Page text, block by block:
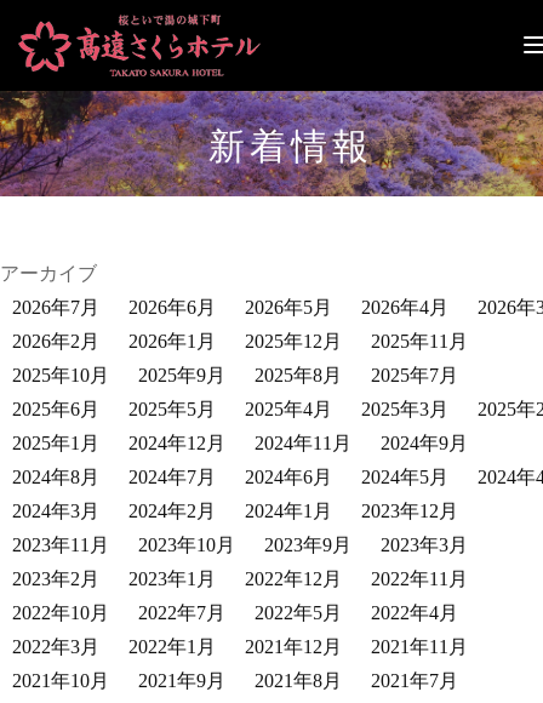
ナ
ゲ
ー
シ
ョ
ン
新着情報
アーカイブ
2026年7月
2026年6月 2026年5月 2026年4月
2026年
2026年2月
2026年1月 2025年12月
2025年11月
2025年10月
2025年9月 2025年8月
2025年7月
2025年6月
2025年5月 2025年4月 2025年3月
2025年
2025年1月
2024年12月 2024年11月
2024年9月
2024年8月
2024年7月 2024年6月 2024年5月
2024年
2024年3月
2024年2月 2024年1月
2023年12月
2023年11月
2023年10月 2023年9月
2023年3月
2023年2月
2023年1月 2022年12月
2022年11月
2022年10月
2022年7月 2022年5月
2022年4月
2022年3月
2022年1月 2021年12月
2021年11月
2021年10月
2021年9月 2021年8月
2021年7月